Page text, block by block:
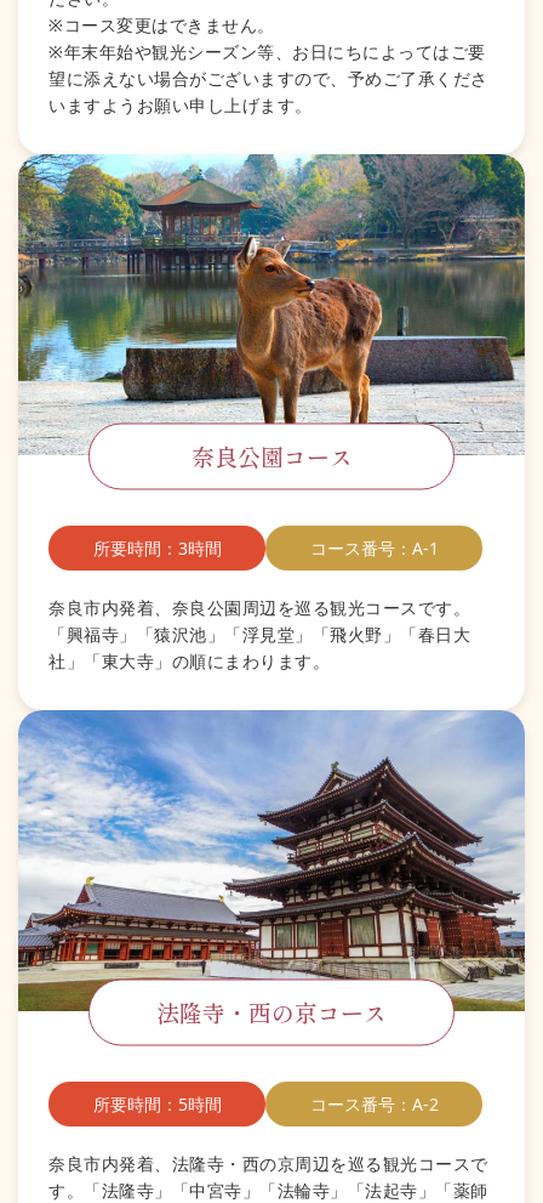
※コース変更はできません。
※年末年始や観光シーズン等、お日にちによってはご要
望に添えない場合がございますので、予めご了承くださ
いますようお願い申し上げます。
奈良公園コース
所要時間：3時間 コース番号：A-1
奈良市内発着、奈良公園周辺を巡る観光コースです。
「興福寺」「猿沢池」「浮見堂」「飛火野」「春日大
社」「東大寺」の順にまわります。
法隆寺・西の京コース
所要時間：5時間 コース番号：A-2
奈良市内発着、法隆寺・西の京周辺を巡る観光コースで
す。「法隆寺」「中宮寺」「法輪寺」「法起寺」「薬師